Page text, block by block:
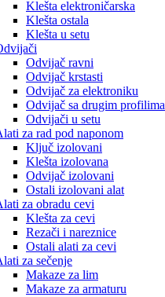
Klešta elektroničarska
Klešta ostala
Klešta u setu
Odvijač ravni
Odvijač krstasti
Odvijač za elektroniku
Odvijač sa drugim profilima
Odvijači u setu
za rad pod naponom
Ključ izolovani
Klešta izolovana
Odvijač izolovani
Ostali izolovani alat
za obradu cevi
Klešta za cevi
Rezači i nareznice
Ostali alati za cevi
za sečenje
Makaze za lim
Makaze za armaturu